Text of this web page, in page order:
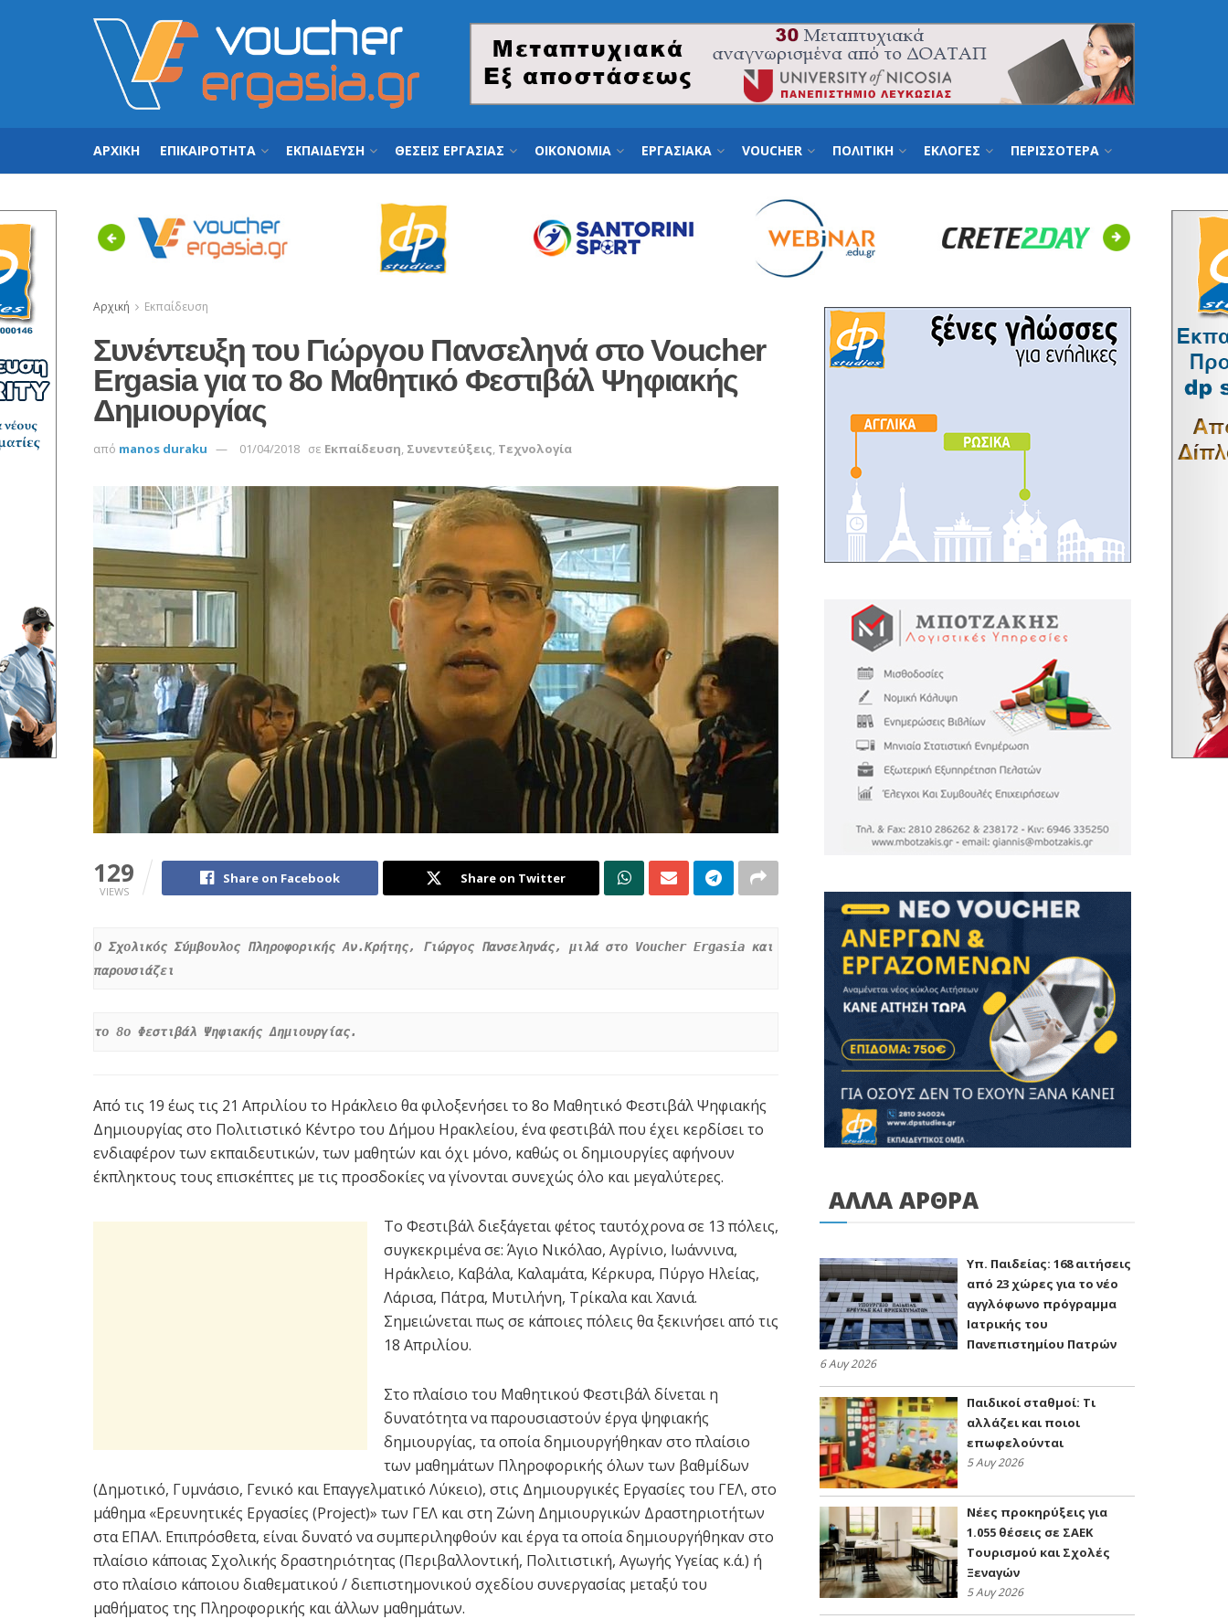
ΑΡΧΙΚΗ ΕΠΙΚΑΙΡΟΤΗΤΑ ΕΚΠΑΙΔΕΥΣΗ ΘΕΣΕΙΣ ΕΡΓΑΣΙΑΣ ΟΙΚΟΝΟΜΙΑ ΕΡΓΑΣΙΑΚΑ VOUCHER ΠΟΛΙΤΙΚΗ ΕΚΛΟΓΕΣ ΠΕΡΙΣΣΟΤΕΡΑ
Previous Next
Αρχική Εκπαίδευση
Συνέντευξη του Γιώργου Πανσεληνά στο Voucher
Ergasia για το 8ο Μαθητικό Φεστιβάλ Ψηφιακής
Δημιουργίας
από manos duraku 01/04/2018 σε Εκπαίδευση, Συνεντεύξεις, Τεχνολογία
129
VIEWS
Share on Facebook Share on Twitter
Ο Σχολικός Σύμβουλος Πληροφορικής Αν.Κρήτης, Γιώργος Πανσεληνάς, μιλά στο Voucher Ergasia και
παρουσιάζει
το 8ο Φεστιβάλ Ψηφιακής Δημιουργίας.
Από τις 19 έως τις 21 Απριλίου το Ηράκλειο θα φιλοξενήσει το 8ο Μαθητικό Φεστιβάλ Ψηφιακής
Δημιουργίας στο Πολιτιστικό Κέντρο του Δήμου Ηρακλείου, ένα φεστιβάλ που έχει κερδίσει το
ενδιαφέρον των εκπαιδευτικών, των μαθητών και όχι μόνο, καθώς οι δημιουργίες αφήνουν
έκπληκτους τους επισκέπτες με τις προσδοκίες να γίνονται συνεχώς όλο και μεγαλύτερες.
Το Φεστιβάλ διεξάγεται φέτος ταυτόχρονα σε 13 πόλεις,
συγκεκριμένα σε: Άγιο Νικόλαο, Αγρίνιο, Ιωάννινα,
Ηράκλειο, Καβάλα, Καλαμάτα, Κέρκυρα, Πύργο Ηλείας,
Λάρισα, Πάτρα, Μυτιλήνη, Τρίκαλα και Χανιά.
Σημειώνεται πως σε κάποιες πόλεις θα ξεκινήσει από τις
18 Απριλίου.
Στο πλαίσιο του Μαθητικού Φεστιβάλ δίνεται η
δυνατότητα να παρουσιαστούν έργα ψηφιακής
δημιουργίας, τα οποία δημιουργήθηκαν στο πλαίσιο
των μαθημάτων Πληροφορικής όλων των βαθμίδων
(Δημοτικό, Γυμνάσιο, Γενικό και Επαγγελματικό Λύκειο), στις Δημιουργικές Εργασίες του ΓΕΛ, στο
μάθημα «Ερευνητικές Εργασίες (Project)» των ΓΕΛ και στη Ζώνη Δημιουργικών Δραστηριοτήτων
στα ΕΠΑΛ. Επιπρόσθετα, είναι δυνατό να συμπεριληφθούν και έργα τα οποία δημιουργήθηκαν στο
πλαίσιο κάποιας Σχολικής δραστηριότητας (Περιβαλλοντική, Πολιτιστική, Αγωγής Υγείας κ.ά.) ή
στο πλαίσιο κάποιου διαθεματικού / διεπιστημονικού σχεδίου συνεργασίας μεταξύ του
μαθήματος της Πληροφορικής και άλλων μαθημάτων.
ΑΛΛΑ ΑΡΘΡΑ
Υπ. Παιδείας: 168 αιτήσεις
από 23 χώρες για το νέο
αγγλόφωνο πρόγραμμα
Ιατρικής του
Πανεπιστημίου Πατρών
6 Αυγ 2026
Παιδικοί σταθμοί: Τι
αλλάζει και ποιοι
επωφελούνται
5 Αυγ 2026
Νέες προκηρύξεις για
1.055 θέσεις σε ΣΑΕΚ
Τουρισμού και Σχολές
Ξεναγών
5 Αυγ 2026